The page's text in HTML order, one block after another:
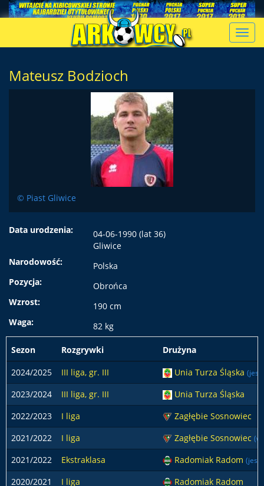
Mateusz Bodzioch
© Piast Gliwice
Data urodzenia:
04-06-1990 (lat 36)
Gliwice
Narodowość:
Polska
Pozycja:
Obrońca
Wzrost:
190 cm
Waga:
82 kg
Sezon Rozgrywki
Drużyna
2024/2025
III liga, gr. III Unia Turza Śląska
2023/2024 III liga, gr. III
Unia Turza Śląska
2022/2023
I liga
Zagłębie Sosnowiec
2021/2022
I liga Zagłębie Sosnowiec
2021/2022 Ekstraklasa Radomiak Radom
2020/2021 I liga
Radomiak Radom